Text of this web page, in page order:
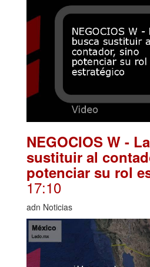
NEGOCIOS W -
sustituir al
potenciar su rol
17:10
adn Noticias